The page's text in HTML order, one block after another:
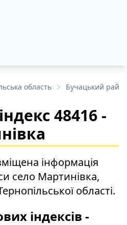
область Бучацький
48416 -
інформація
село Мартинівка,
області.
індексів -